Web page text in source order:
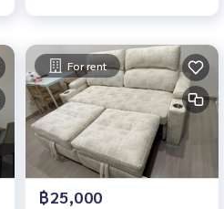
For rent
฿25,000